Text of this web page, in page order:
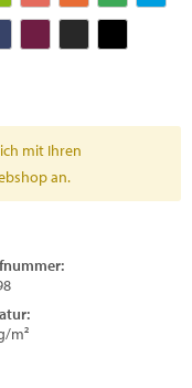
mit Ihren
an.
m²